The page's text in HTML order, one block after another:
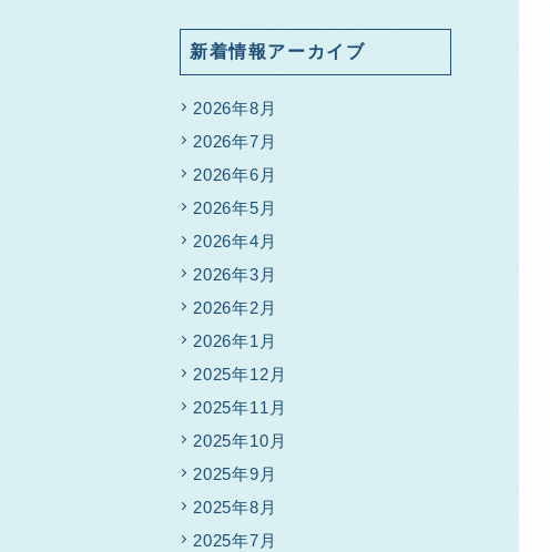
新着情報アーカイブ
2026年8月
2026年7月
2026年6月
2026年5月
2026年4月
2026年3月
2026年2月
2026年1月
2025年12月
2025年11月
2025年10月
2025年9月
2025年8月
2025年7月